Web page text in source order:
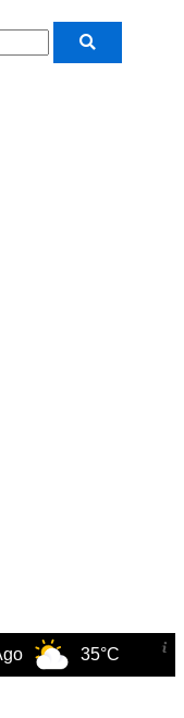
35°C